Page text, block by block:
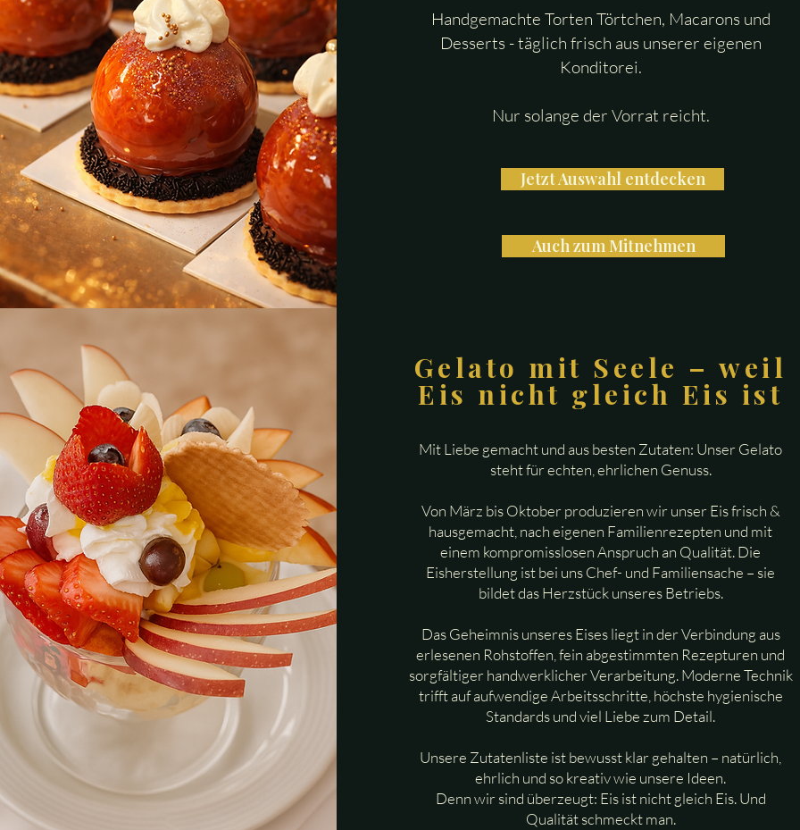
Handgemachte Torten Törtchen, Macarons und
Desserts - täglich frisch aus unserer eigenen
Konditorei.
Nur solange der Vorrat reicht.
Jetzt Auswahl entdecken
Auch zum Mitnehmen
Gelato mit Seele – weil
Eis nicht gleich Eis ist
Mit Liebe gemacht und aus besten Zutaten: Unser Gelato
steht für echten, ehrlichen Genuss.
Von März bis Oktober produzieren wir unser Eis frisch &
hausgemacht, nach eigenen Familienrezepten und mit
einem kompromisslosen Anspruch an Qualität. Die
Eisherstellung ist bei uns Chef- und Familiensache – sie
bildet das Herzstück unseres Betriebs.
Das Geheimnis unseres Eises liegt in der Verbindung aus
erlesenen Rohstoffen, fein abgestimmten Rezepturen und
sorgfältiger handwerklicher Verarbeitung. Moderne Technik
trifft auf aufwendige Arbeitsschritte, höchste hygienische
Standards und viel Liebe zum Detail.
Unsere Zutatenliste ist bewusst klar gehalten – natürlich,
ehrlich und so kreativ wie unsere Ideen.
Denn wir sind überzeugt: Eis ist nicht gleich Eis. Und
Qualität schmeckt man.